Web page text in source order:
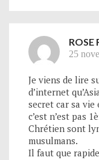
ROSE
25
Je viens de lire
d’internet
secret car sa vie
c’est n’est pas
Chrétien sont
musulmans.
Il faut que